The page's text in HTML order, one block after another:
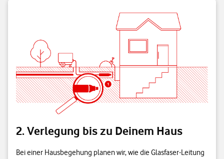
2. Verlegung bis zu Deinem Haus
Bei einer Hausbegehung planen wir, wie die Glasfaser-Leitung